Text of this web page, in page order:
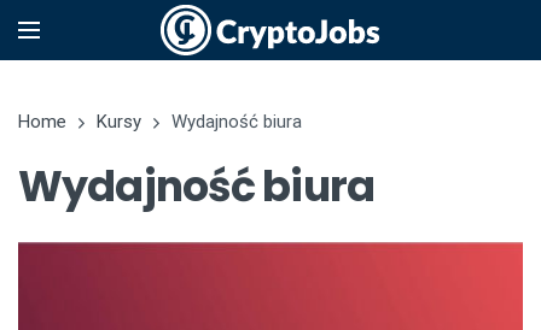
Home Kursy Wydajność biura
Wydajność biura